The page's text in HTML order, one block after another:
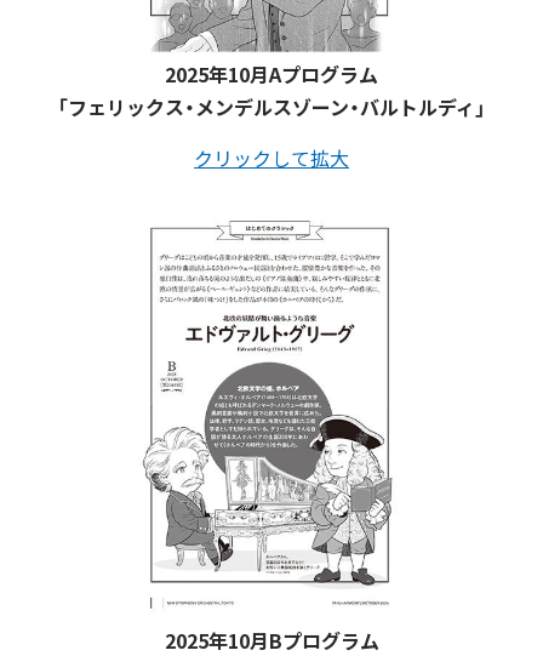
2025年10月Aプログラム
「フェリックス・メンデルスゾーン・バルトルディ」
クリックして拡大
2025年10月Bプログラム